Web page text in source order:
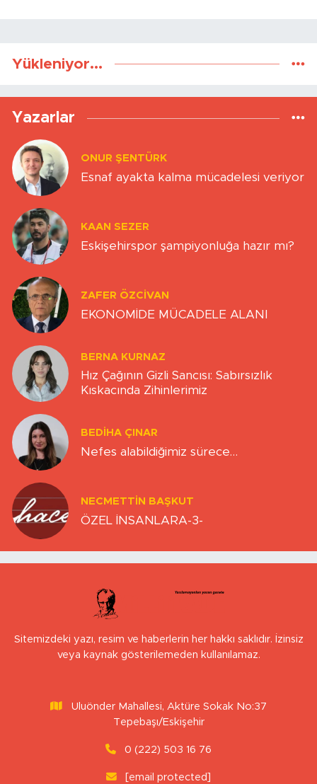
Yükleniyor...
Yazarlar
ONUR ŞENTÜRK
Esnaf ayakta kalma mücadelesi veriyor
KAAN SEZER
Eskişehirspor şampiyonluğa hazır mı?
ZAFER ÖZCIVAN
EKONOMİDE MÜCADELE ALANI
BERNA KURNAZ
Hız Çağının Gizli Sancısı: Sabırsızlık
Kıskacında Zihinlerimiz
BEDIHA ÇINAR
Nefes alabildiğimiz sürece…
NECMETTIN BAŞKUT
ÖZEL İNSANLARA-3-
Sitemizdeki yazı, resim ve haberlerin her hakkı saklıdır. İzinsiz
veya kaynak gösterilemeden kullanılamaz.
Uluönder Mahallesi, Aktüre Sokak No:37
Tepebaşı/Eskişehir
0 (222) 503 16 76
[email protected]